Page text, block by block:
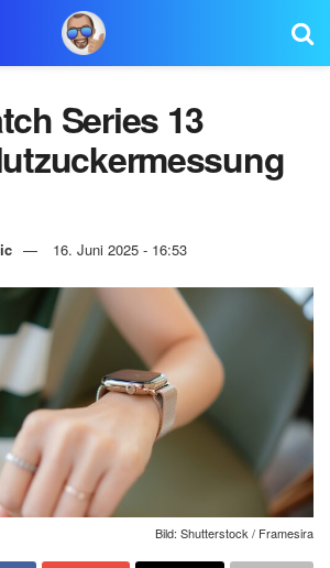
Series 13
16. Juni 2025 - 16:53
Bild: Shutterstock / Framesira